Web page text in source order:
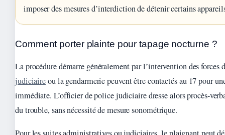
imposer des mesures d’interdiction de détenir certains
Comment porter plainte pour tapage nocturne ?
La procédure démarre généralement par l’intervention des forces
judiciaireou la gendarmerie peuvent être contactés au 17 pour
immédiate. L’officier de police judiciaire dresse alors procès-
du trouble, sans nécessité de mesure sonométrique.